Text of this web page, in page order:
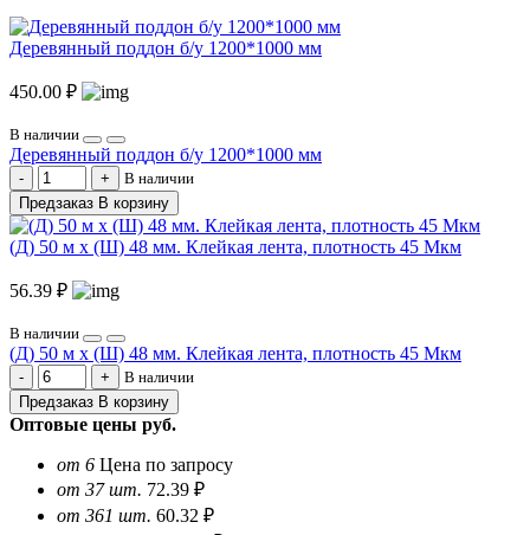
Деревянный поддон б/у 1200*1000 мм
450.00 ₽
В наличии
Деревянный поддон б/у 1200*1000 мм
В наличии
Предзаказ В корзину
(Д) 50 м х (Ш) 48 мм. Клейкая лента, плотность 45 Мкм
56.39 ₽
В наличии
(Д) 50 м х (Ш) 48 мм. Клейкая лента, плотность 45 Мкм
В наличии
Предзаказ В корзину
Оптовые цены руб.
от 6 Цена по запросу
от 37 шт. 72.39 ₽
от 361 шт. 60.32 ₽